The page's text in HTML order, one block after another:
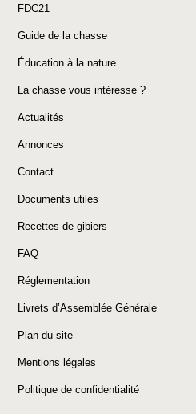
FDC21
Guide de la chasse
Éducation à la nature
La chasse vous intéresse ?
Actualités
Annonces
Contact
Documents utiles
Recettes de gibiers
FAQ
Réglementation
Livrets d’Assemblée Générale
Plan du site
Mentions légales
Politique de confidentialité